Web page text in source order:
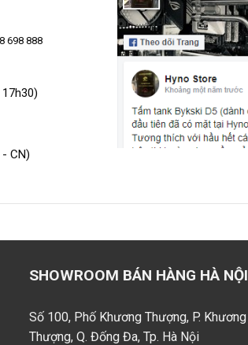
698 888
CN)
SHOWROOM BÁN HÀNG HÀ NỘI
Số 100, Phố Khương Thượng, P. Khương
Thượng, Q. Đống Đa, Tp. Hà Nội